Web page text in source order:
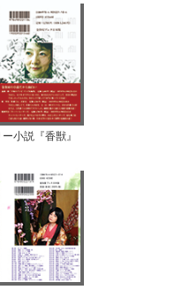
小説『香獣』